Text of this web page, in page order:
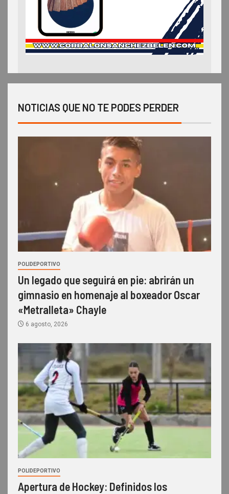
NOTICIAS QUE NO TE PODES PERDER
POLIDEPORTIVO
Un legado que seguirá en pie: abrirán un
gimnasio en homenaje al boxeador Oscar
«Metralleta» Chayle
6 agosto, 2026
POLIDEPORTIVO
Apertura de Hockey: Definidos los